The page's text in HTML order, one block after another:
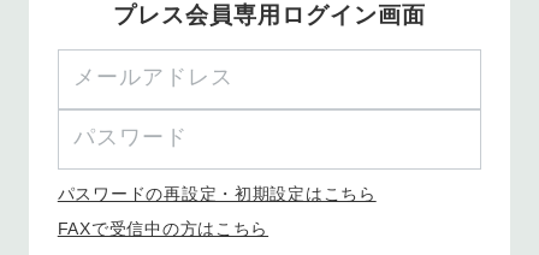
プレス会員専用ログイン画面
パスワードの再設定・初期設定はこちら
FAXで受信中の方はこちら